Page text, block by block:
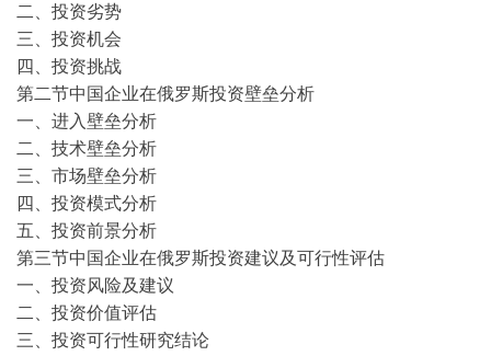
二、投资劣势
三、投资机会
四、投资挑战
第二节中国企业在俄罗斯投资壁垒分析
一、 进入壁垒分析
二、技术壁垒分析
三、市场壁垒分析
四、投资模式分析
五、 投资前景分析
第三节中国企业在俄罗斯投资建议及可行性评估
一、投资风险及建议
二、投资价值评估
三、投资可行性研究结论